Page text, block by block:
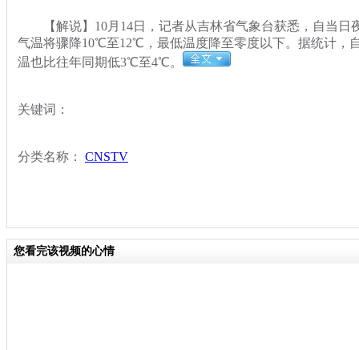
【解说】10月14日，记者从吉林省气象台获悉，自当日
气温将骤降10℃至12℃，最低温度降至零度以下。据统计，
温也比往年同期低3℃至4℃。
关键词：
分类名称： CNSTV
您看完该视频的心情